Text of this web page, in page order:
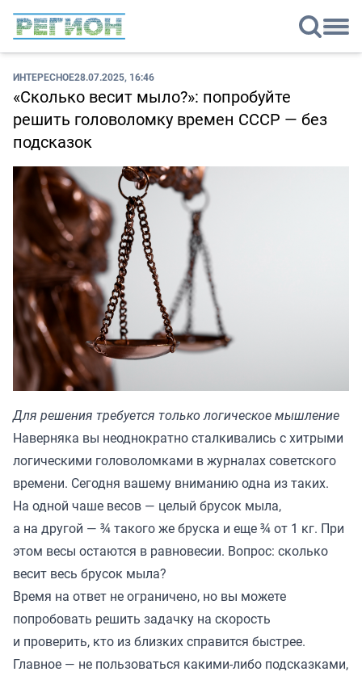
ИНТЕРЕСНОЕ28.07.2025, 16:46
«Сколько весит мыло?»: попробуйте
решить головоломку времен СССР — без
подсказок
Для решения требуется только логическое мышление
Наверняка вы неоднократно сталкивались с хитрыми
логическими головоломками в журналах советского
времени. Сегодня вашему вниманию одна из таких.
На одной чаше весов — целый брусок мыла,
а на другой — ¾ такого же бруска и еще ¾ от 1 кг. При
этом весы остаются в равновесии. Вопрос: сколько
весит весь брусок мыла?
Время на ответ не ограничено, но вы можете
попробовать решить задачку на скорость
и проверить, кто из близких справится быстрее.
Главное — не пользоваться какими-либо подсказками,